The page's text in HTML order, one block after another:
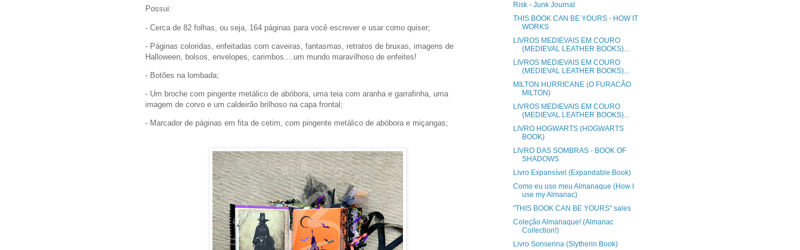
Possui:
- Cerca de 82 folhas, ou seja, 164 páginas para você escrever e usar como quiser;
- Páginas coloridas, enfeitadas com caveiras, fantasmas, retratos de bruxas, imagens de
Halloween, bolsos, envelopes, carimbos....um mundo maravilhoso de enfeites!
- Botões na lombada;
- Um broche com pingente metálico de abóbora, uma teia com aranha e garrafinha, uma
imagem de corvo e um caldeirão brilhoso na capa frontal;
- Marcador de páginas em fita de cetim, com pingente metálico de abóbora e miçangas;
Risk - Junk Journal
THIS BOOK CAN BE YOURS - HOW IT
WORKS
LIVROS MEDIEVAIS EM COURO
(MEDIEVAL LEATHER BOOKS)...
LIVROS MEDIEVAIS EM COURO
(MEDIEVAL LEATHER BOOKS)...
MILTON HURRICANE (O FURACÃO
MILTON)
LIVROS MEDIEVAIS EM COURO
(MEDIEVAL LEATHER BOOKS)...
LIVRO HOGWARTS (HOGWARTS
BOOK)
LIVRO DAS SOMBRAS - BOOK OF
SHADOWS
Livro Expansível (Expandable Book)
Como eu uso meu Almanaque (How I
use my Almanac)
"THIS BOOK CAN BE YOURS" sales
Coleção Almanaque! (Almanac
Collection!)
Livro Sonserina (Slytherin Book)